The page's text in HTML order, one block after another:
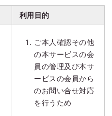
利用目的
ご本人確認その他
の本サービスの会
員の管理及び本サ
ービスの会員から
のお問い合せ対応
を行うため